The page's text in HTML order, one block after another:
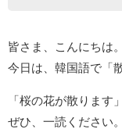
皆さま、こんにちは。
今日は、韓国語で「
「桜の花が散ります
ぜひ、一読ください。